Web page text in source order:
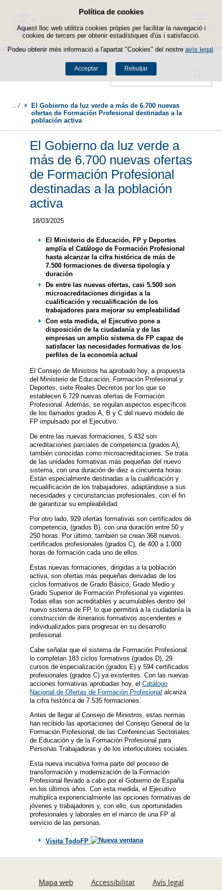
Política de cookies
Aquest lloc web utilitza cookies pròpies per facilitar la navegació i
cookies de tercers per obtenir estadístiques d'ús i satisfacció.
Podeu obtenir més informació a l'apartat "Cookies" del nostre avís legal
Acceptar Rebutjar
Passar al contingut
Cercador
Menú
El Gobierno da luz verde a más de 6.700 nuevas
ofertas de Formación Profesional destinadas a la
población activa
El Gobierno da luz verde a
más de 6.700 nuevas ofertas
de Formación Profesional
destinadas a la población
activa
18/03/2025
El Ministerio de Educación, FP y Deportes
amplía el Catálogo de Formación Profesional
hasta alcanzar la cifra histórica de más de
7.500 formaciones de diversa tipología y
duración
De entre las nuevas ofertas, casi 5.500 son
microacreditaciones dirigidas a la
cualificación y recualificación de los
trabajadores para mejorar su empleabilidad
Con esta medida, el Ejecutivo pone a
disposición de la ciudadanía y de las
empresas un amplio sistema de FP capaz de
satisfacer las necesidades formativas de los
perfiles de la economía actual
El Consejo de Ministros ha aprobado hoy, a propuesta
del Ministerio de Educación, Formación Profesional y
Deportes, siete Reales Decretos por los que se
establecen 6.729 nuevas ofertas de Formación
Profesional. Además, se regulan aspectos específicos
de los llamados grados A, B y C del nuevo modelo de
FP impulsado por el Ejecutivo.
De entre las nuevas formaciones, 5.432 son
acreditaciones parciales de competencia (grados A),
también conocidas como microacreditaciones. Se trata
de las unidades formativas más pequeñas del nuevo
sistema, con una duración de diez a cincuenta horas.
Están especialmente destinadas a la cualificación y
recualificación de los trabajadores, adaptándose a sus
necesidades y circunstancias profesionales, con el fin
de garantizar su empleabilidad.
Por otro lado, 929 ofertas formativas son certificados de
competencia, (grados B), con una duración entre 50 y
250 horas. Por último, también se crean 368 nuevos
certificados profesionales (grados C), de 400 a 1.000
horas de formación cada uno de ellos.
Estas nuevas formaciones, dirigidas a la población
activa, son ofertas más pequeñas derivadas de los
ciclos formativos de Grado Básico, Grado Medio y
Grado Superior de Formación Profesional ya vigentes.
Todas ellas son acreditables y acumulables dentro del
nuevo sistema de FP, lo que permitirá a la ciudadanía la
construcción de itinerarios formativos ascendentes e
individualizados para progresar en su desarrollo
profesional.
Cabe señalar que el sistema de Formación Profesional
lo completan 183 ciclos formativos (grados D), 29
cursos de especialización (grados E) y 594 certificados
profesionales (grados C) ya existentes. Con las nuevas
acciones formativas aprobadas hoy, el Catálogo
Nacional de Ofertas de Formación Profesional alcanza
la cifra histórica de 7.535 formaciones.
Antes de llegar al Consejo de Ministros, estas normas
han recibido las aportaciones del Consejo General de la
Formación Profesional, de las Conferencias Sectoriales
de Educación y de la Formación Profesional para
Personas Trabajadoras y de los interlocutores sociales.
Esta nueva iniciativa forma parte del proceso de
transformación y modernización de la Formación
Profesional llevado a cabo por el Gobierno de España
en los últimos años. Con esta medida, el Ejecutivo
multiplica exponencialmente las opciones formativas de
jóvenes y trabajadores y, con ello, sus oportunidades
profesionales y laborales en el marco de una FP al
servicio de las personas.
Visita TodoFP
Mapa web Accessibilitat Avís legal